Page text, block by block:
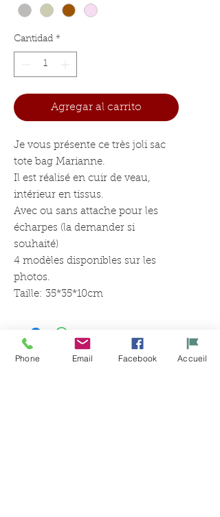
Cantidad *
Agregar al carrito
Je vous présente ce très joli sac
tote bag Marianne.
Il est réalisé en cuir de veau,
intérieur en tissus.
Avec ou sans attache pour les
écharpes (la demander si
souhaité)
4 modèles disponibles sur les
photos.
Taille: 35*35*10cm
Phone Email Facebook Accueil